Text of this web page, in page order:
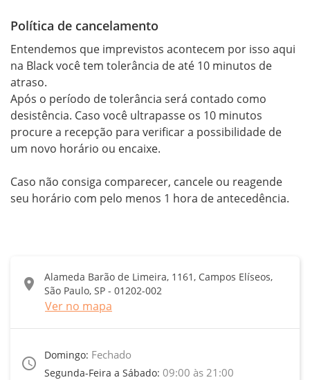
Política de cancelamento
Entendemos que imprevistos acontecem por isso aqui
na Black você tem tolerância de até 10 minutos de
atraso.
Após o período de tolerância será contado como
desistência. Caso você ultrapasse os 10 minutos
procure a recepção para verificar a possibilidade de
um novo horário ou encaixe.
Caso não consiga comparecer, cancele ou reagende
seu horário com pelo menos 1 hora de antecedência.
location_on
Alameda Barão de Limeira, 1161, Campos Elíseos,
São Paulo, SP - 01202-002
Ver no mapa
access_time
Domingo: Fechado
Segunda-Feira a Sábado: 09:00 às 21:00